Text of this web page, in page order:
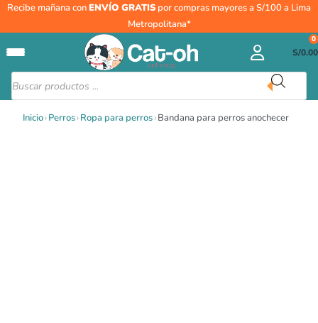
Recibe mañana conENVÍO GRATIS por compras mayores a S/100 a Lima
Metropolitana*
Búsqueda
de
productos
S/0.00
0
Inicio›Perros›Ropa para perros›Bandana para perros anochecer
Bandana
anochecer
cantidad